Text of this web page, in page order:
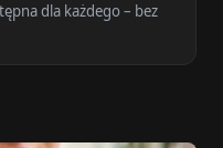
dla każdego – bez